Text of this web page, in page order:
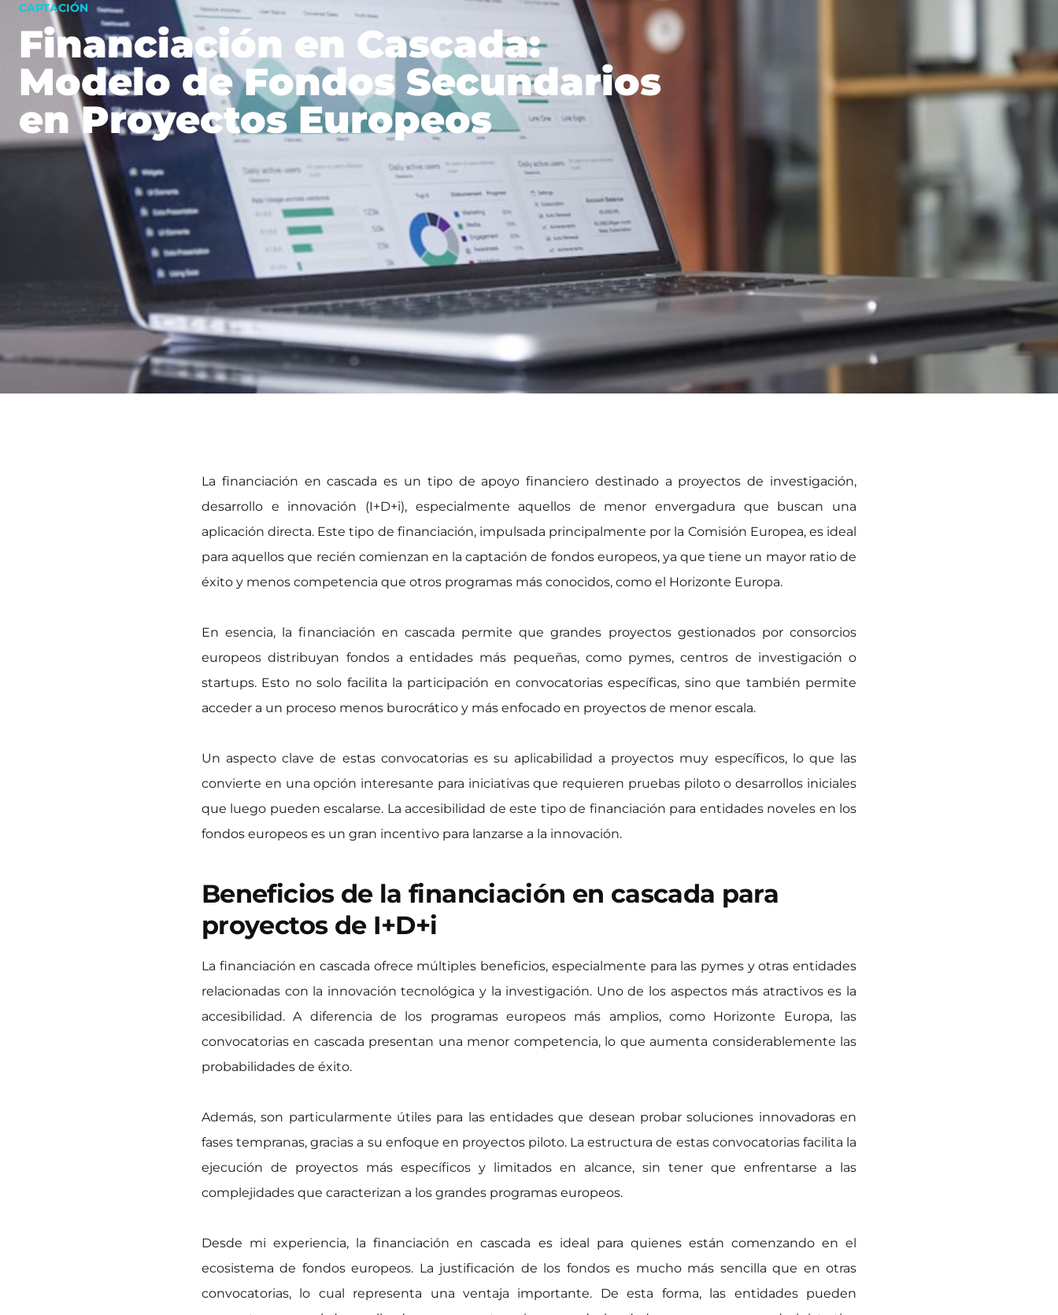
CAPTACIÓN
Financiación en Cascada:
Modelo de Fondos Secundarios
en Proyectos Europeos
La financiación en cascada es un tipo de apoyo financiero destinado a proyectos de investigación,
desarrollo e innovación (I+D+i), especialmente aquellos de menor envergadura que buscan una
aplicación directa. Este tipo de financiación, impulsada principalmente por la Comisión Europea, es ideal
para aquellos que recién comienzan en la captación de fondos europeos, ya que tiene un mayor ratio de
éxito y menos competencia que otros programas más conocidos, como el Horizonte Europa.
En esencia, la financiación en cascada permite que grandes proyectos gestionados por consorcios
europeos distribuyan fondos a entidades más pequeñas, como pymes, centros de investigación o
startups. Esto no solo facilita la participación en convocatorias específicas, sino que también permite
acceder a un proceso menos burocrático y más enfocado en proyectos de menor escala.
Un aspecto clave de estas convocatorias es su aplicabilidad a proyectos muy específicos, lo que las
convierte en una opción interesante para iniciativas que requieren pruebas piloto o desarrollos iniciales
que luego pueden escalarse. La accesibilidad de este tipo de financiación para entidades noveles en los
fondos europeos es un gran incentivo para lanzarse a la innovación.
Beneficios de la financiación en cascada para
proyectos de I+D+i
La financiación en cascada ofrece múltiples beneficios, especialmente para las pymes y otras entidades
relacionadas con la innovación tecnológica y la investigación. Uno de los aspectos más atractivos es la
accesibilidad. A diferencia de los programas europeos más amplios, como Horizonte Europa, las
convocatorias en cascada presentan una menor competencia, lo que aumenta considerablemente las
probabilidades de éxito.
Además, son particularmente útiles para las entidades que desean probar soluciones innovadoras en
fases tempranas, gracias a su enfoque en proyectos piloto. La estructura de estas convocatorias facilita la
ejecución de proyectos más específicos y limitados en alcance, sin tener que enfrentarse a las
complejidades que caracterizan a los grandes programas europeos.
Desde mi experiencia, la financiación en cascada es ideal para quienes están comenzando en el
ecosistema de fondos europeos. La justificación de los fondos es mucho más sencilla que en otras
convocatorias, lo cual representa una ventaja importante. De esta forma, las entidades pueden